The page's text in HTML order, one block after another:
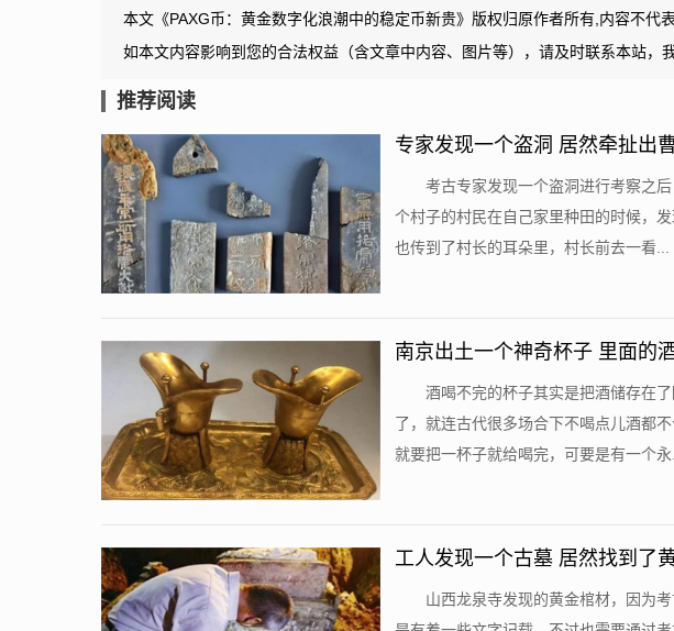
本文《PAXG币：黄金数字化浪潮中的稳定币新贵》版权归原作者所有,内容不代表
如本文内容影响到您的合法权益（含文章中内容、图片等），请及时联系本站，
推荐阅读
专家发现一个盗洞 居然牵扯出
考古专家发现一个盗洞进行考察之
个村子的村民在自己家里种田的时候，
也传到了村长的耳朵里，村长前去一看...
南京出土一个神奇杯子 里面的
酒喝不完的杯子其实是把酒储存在
了，就连古代很多场合下不喝点儿酒都
就要把一杯子就给喝完，可要是有一个永
工人发现一个古墓 居然找到了
山西龙泉寺发现的黄金棺材，因为